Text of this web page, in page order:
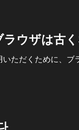
ウザは古
ただくために、ブ